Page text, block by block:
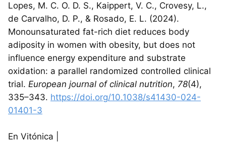
Lopes, M. C. O. D. S., Kaippert, V. C., Crovesy, L.,
de Carvalho, D. P., & Rosado, E. L. (2024).
Monounsaturated fat-rich diet reduces body
adiposity in women with obesity, but does not
influence energy expenditure and substrate
oxidation: a parallel randomized controlled clinical
trial. European journal of clinical nutrition, 78(4),
335–343. https://doi.org/10.1038/s41430-024-
01401-3
En Vitónica |